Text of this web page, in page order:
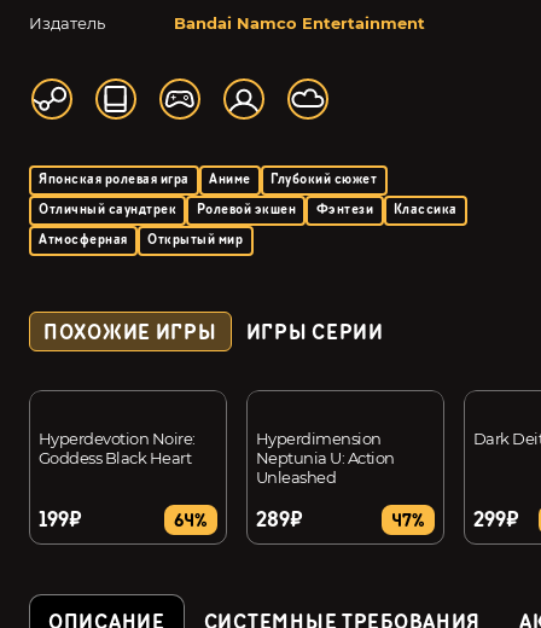
Издатель
Bandai Namco Entertainment
Японская ролевая игра Аниме
Глубокий сюжет
Отличный саундтрек
Ролевой экшен Фэнтези
Классика
Атмосферная
Открытый мир
ПОХОЖИЕ ИГРЫ ИГРЫ СЕРИИ
Hyperdevotion Noire:
Goddess Black Heart
199₽ 64%
Hyperdimension
Neptunia U: Action
Unleashed
289₽ 47%
Dark
299₽
ОПИСАНИЕ СИСТЕМНЫЕ ТРЕБОВАНИЯ